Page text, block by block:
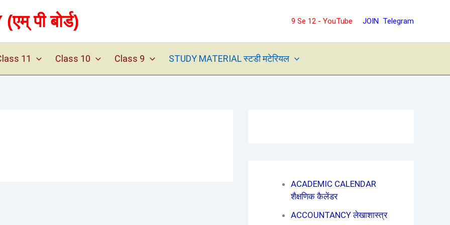
पी बोर्ड) 9 Se 12 - YouTube JOIN Telegram
11 Class 10 Class 9 STUDY MATERIAL स्टडी मटेरियल
ACADEMIC CALENDAR
शैक्षणिक कैलेंडर
ACCOUNTANCY लेखाशास्त्र